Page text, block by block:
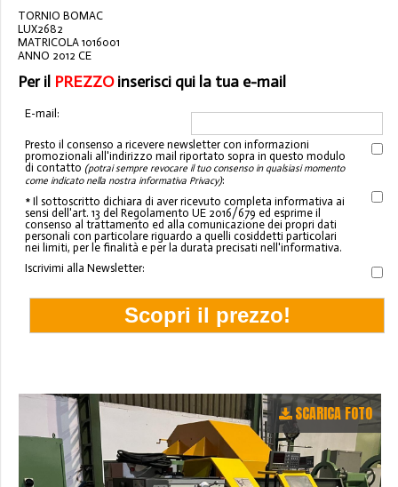
TORNIO BOMAC
LUX2682
MATRICOLA 1016001
ANNO 2012 CE
Per il PREZZOinserisci qui la tua e-mail
E-mail:
Presto il consenso a ricevere newsletter con informazioni
promozionali all'indirizzo mail riportato sopra in questo modulo
di contatto (potrai sempre revocare il tuo consenso in qualsiasi momento
come indicato nella nostra informativa Privacy):
* Il sottoscritto dichiara di aver ricevuto completa informativa ai
sensi dell'art. 13 del Regolamento UE 2016/679 ed esprime il
consenso al trattamento ed alla comunicazione dei propri dati
personali con particolare riguardo a quelli cosiddetti particolari
nei limiti, per le finalità e per la durata precisati nell'informativa.
Iscrivimi alla Newsletter:
SCARICA FOTO